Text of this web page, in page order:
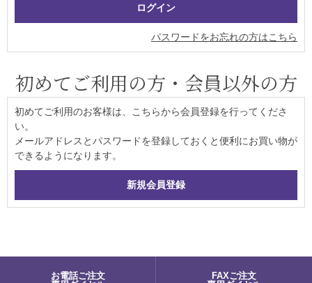
パスワードをお忘れの方はこちら
初めてご利用の方・会員以外の方
初めてご利用のお客様は、こちらから会員登録を行ってくださ
い。
メールアドレスとパスワードを登録しておくと便利にお買い物が
できるようになります。
お電話ご注文
FAXご注文